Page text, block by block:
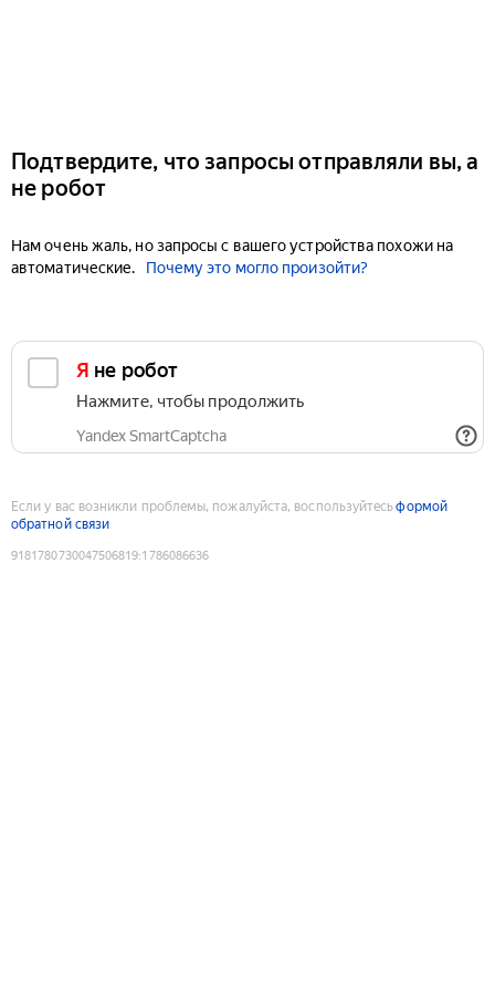
Подтвердите, что запросы отправляли вы, а
не робот
Нам очень жаль, но запросы с вашего устройства похожи на
автоматические.
Почему это могло произойти?
Я не робот
Нажмите, чтобы продолжить
Yandex SmartCaptcha
Если у вас возникли проблемы, пожалуйста, воспользуйтесьформой
обратной связи
9181780730047506819:1786086636